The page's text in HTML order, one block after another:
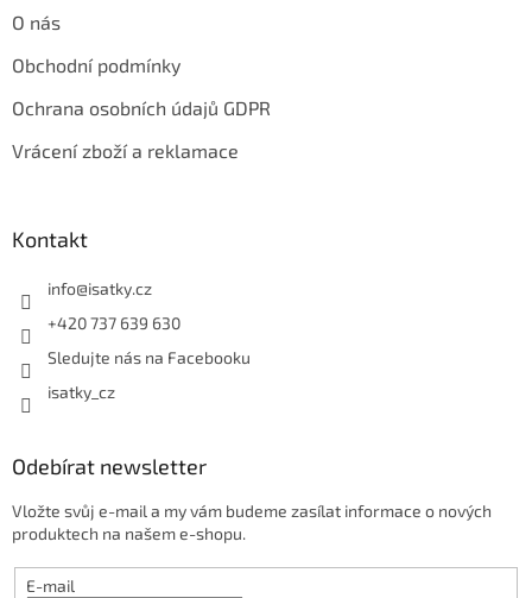
O nás
Obchodní podmínky
Ochrana osobních údajů GDPR
Vrácení zboží a reklamace
Kontakt
info@isatky.cz
+420 737 639 630
Sledujte nás na Facebooku
isatky_cz
Odebírat newsletter
Vložte svůj e-mail a my vám budeme zasílat informace o nových
produktech na našem e-shopu.
E-mail